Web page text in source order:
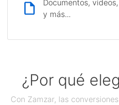
Documentos,
y más...
¿Por qué
Con Zamzar, las